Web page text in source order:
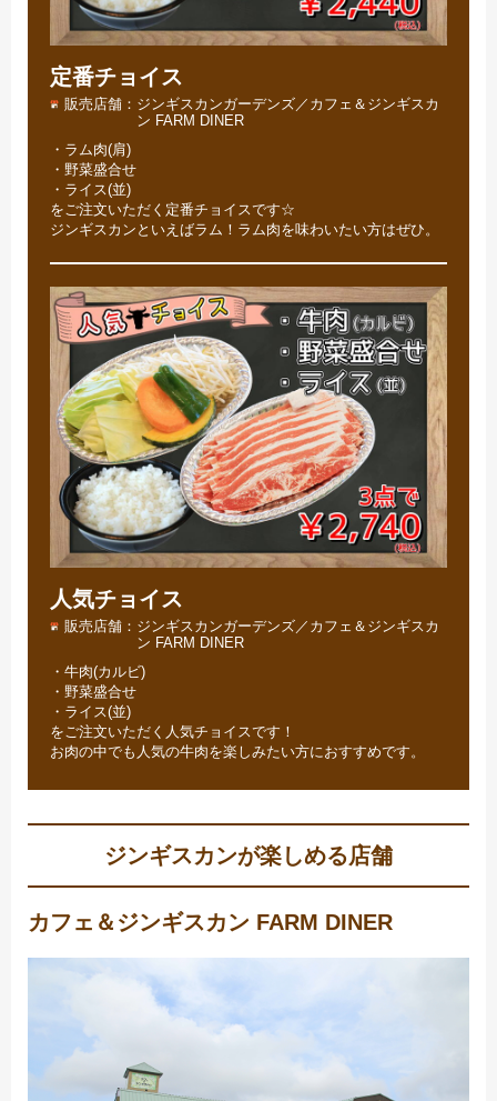
定番チョイス
販売店舗
ジンギスカンガーデンズ／カフェ＆ジンギスカ
ン FARM DINER
・ラム肉(肩)
・野菜盛合せ
・ライス(並)
をご注文いただく定番チョイスです☆
ジンギスカンといえばラム！ラム肉を味わいたい方はぜひ。
人気チョイス
販売店舗
ジンギスカンガーデンズ／カフェ＆ジンギスカ
ン FARM DINER
・牛肉(カルビ)
・野菜盛合せ
・ライス(並)
をご注文いただく人気チョイスです！
お肉の中でも人気の牛肉を楽しみたい方におすすめです。
ジンギスカンが楽しめる店舗
カフェ＆ジンギスカン FARM DINER